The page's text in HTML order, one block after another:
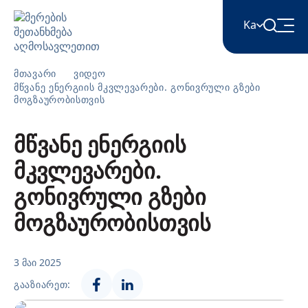
Ka
English
Հայերեն
Azərbaycan
ქართული
Română
მთავარი
ვიდეო
მწვანე ენერგიის მკვლევარები. გონივრული გზები
მოგზაურობისთვის
მწვანე ენერგიის
მკვლევარები.
გონივრული გზები
მოგზაურობისთვის
3 მაი 2025
ᲒᲐᲐᲖᲘᲐᲠᲔᲗ: